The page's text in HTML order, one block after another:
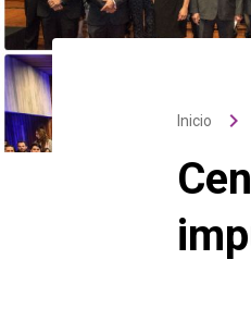
Inicio keyboard_arrow_right